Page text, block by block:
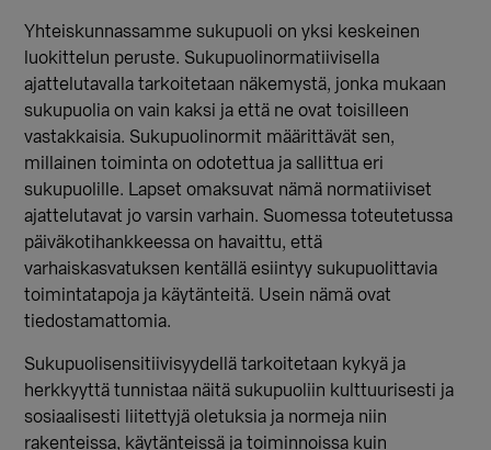
Yhteiskunnassamme sukupuoli on yksi keskeinen
luokittelun peruste. Sukupuolinormatiivisella
ajattelutavalla tarkoitetaan näkemystä, jonka mukaan
sukupuolia on vain kaksi ja että ne ovat toisilleen
vastakkaisia. Sukupuolinormit määrittävät sen,
millainen toiminta on odotettua ja sallittua eri
sukupuolille. Lapset omaksuvat nämä normatiiviset
ajattelutavat jo varsin varhain. Suomessa toteutetussa
päiväkotihankkeessa on havaittu, että
varhaiskasvatuksen kentällä esiintyy sukupuolittavia
toimintatapoja ja käytänteitä. Usein nämä ovat
tiedostamattomia.
Sukupuolisensitiivisyydellä tarkoitetaan kykyä ja
herkkyyttä tunnistaa näitä sukupuoliin kulttuurisesti ja
sosiaalisesti liitettyjä oletuksia ja normeja niin
rakenteissa, käytänteissä ja toiminnoissa kuin